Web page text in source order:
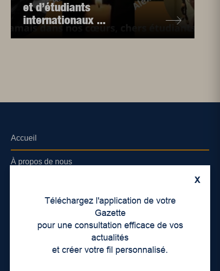
et d’étudiants
internationaux ...
X
Téléchargez l'application de votre
Gazette
pour une consultation efficace de vos
actualités
et créer votre fil personnalisé.
Accueil
À propos de nous
Lieux de distribution